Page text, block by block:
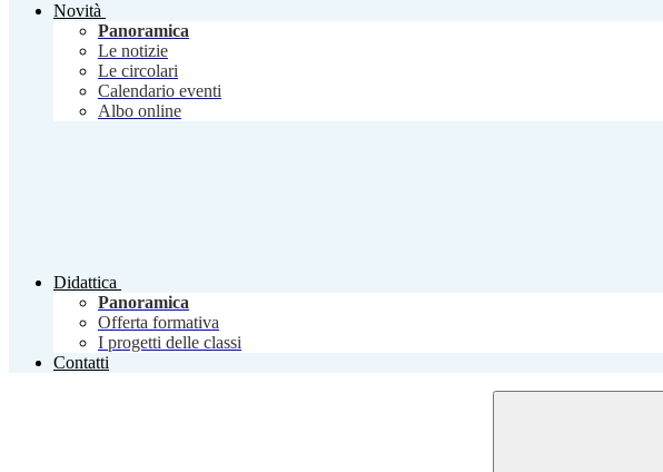
Novità
Panoramica
Le notizie
Le circolari
Calendario eventi
Albo online
Didattica
Panoramica
Offerta formativa
I progetti delle classi
Contatti